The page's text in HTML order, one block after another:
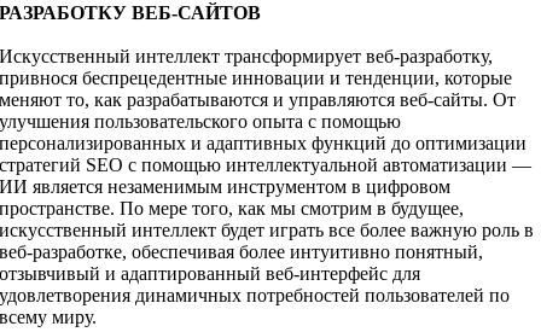
РАЗРАБОТКУ ВЕБ-САЙТОВ
Искусственный интеллект трансформирует веб-разработку,
привнося беспрецедентные инновации и тенденции, которые
меняют то, как разрабатываются и управляются веб-сайты. От
улучшения пользовательского опыта с помощью
персонализированных и адаптивных функций до оптимизации
стратегий SEO с помощью интеллектуальной автоматизации —
ИИ является незаменимым инструментом в цифровом
пространстве. По мере того, как мы смотрим в будущее,
искусственный интеллект будет играть все более важную роль в
веб-разработке, обеспечивая более интуитивно понятный,
отзывчивый и адаптированный веб-интерфейс для
удовлетворения динамичных потребностей пользователей по
всему миру.